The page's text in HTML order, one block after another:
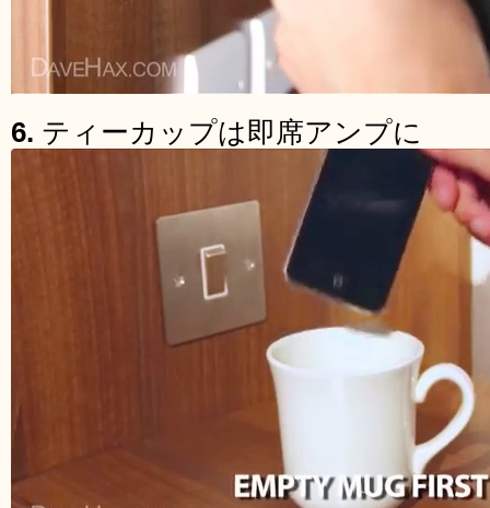
6. ティーカップは即席アンプに